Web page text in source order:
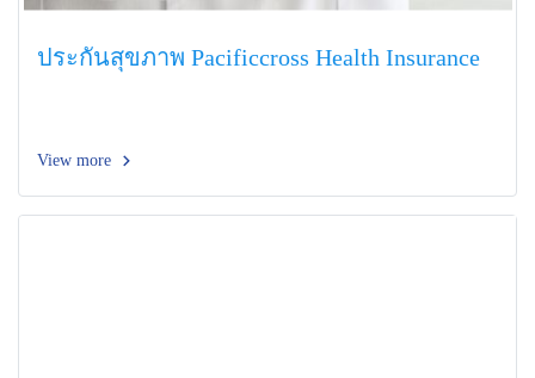
ประกันสุขภาพ Pacificcross Health Insurance
View more